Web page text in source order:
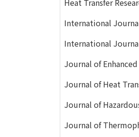
International
International
Journal of
Journal of Heat
Journal of
Journal of